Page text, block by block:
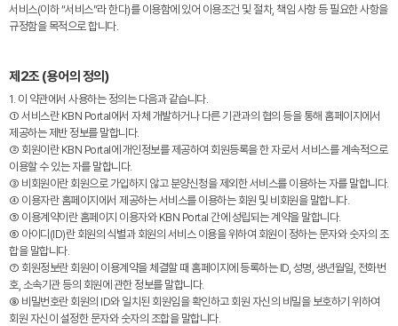
서비스(이하 “서비스”라 한다)를 이용함에 있어 이용조건 및 절차, 책임 사항 등 필요한 사항을
규정함을 목적으로 합니다.
제2조 (용어의 정의)
1. 이 약관에서 사용하는 정의는 다음과 같습니다.
① 서비스란 KBN Portal에서 자체 개발하거나 다른 기관과의 협의 등을 통해 홈페이지에서
제공하는 제반 정보를 말합니다.
② 회원이란 KBN Portal에 개인정보를 제공하여 회원등록을 한 자로서 서비스를 계속적으로
이용할 수 있는 자를 말합니다.
③ 비회원이란 회원으로 가입하지 않고 분양신청을 제외한 서비스를 이용하는 자를 말합니다.
④ 이용자란 홈페이지에서 제공하는 서비스를 이용하는 회원 및 비회원을 말합니다.
⑤ 이용계약이란 홈페이지 이용자와 KBN Portal 간에 성립되는 계약을 말합니다.
⑥ 아이디(ID)란 회원의 식별과 회원의 서비스 이용을 위하여 회원이 정하는 문자와 숫자의 조
합을 말합니다.
⑦ 회원정보란 회원이 이용계약을 체결할 때 홈페이지에 등록하는 ID, 성명, 생년월일, 전화번
호, 소속기관 등의 회원에 관한 정보를 말합니다.
⑧ 비밀번호란 회원의 ID와 일치된 회원임을 확인하고 회원 자신의 비밀을 보호하기 위하여
회원 자신이 설정한 문자와 숫자의 조합을 말합니다.